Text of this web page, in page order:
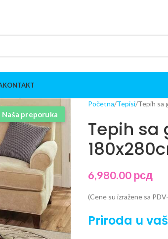
KONTAKT
Naša preporuka
Početna Tepisi Tepih sa
Tepih
6,980.00рсд
(Cene su izražene sa
Priroda u